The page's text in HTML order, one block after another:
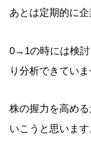
あとは定期的に
0→1の時には検討
り分析できていま
株の握力を高め
いこうと思います